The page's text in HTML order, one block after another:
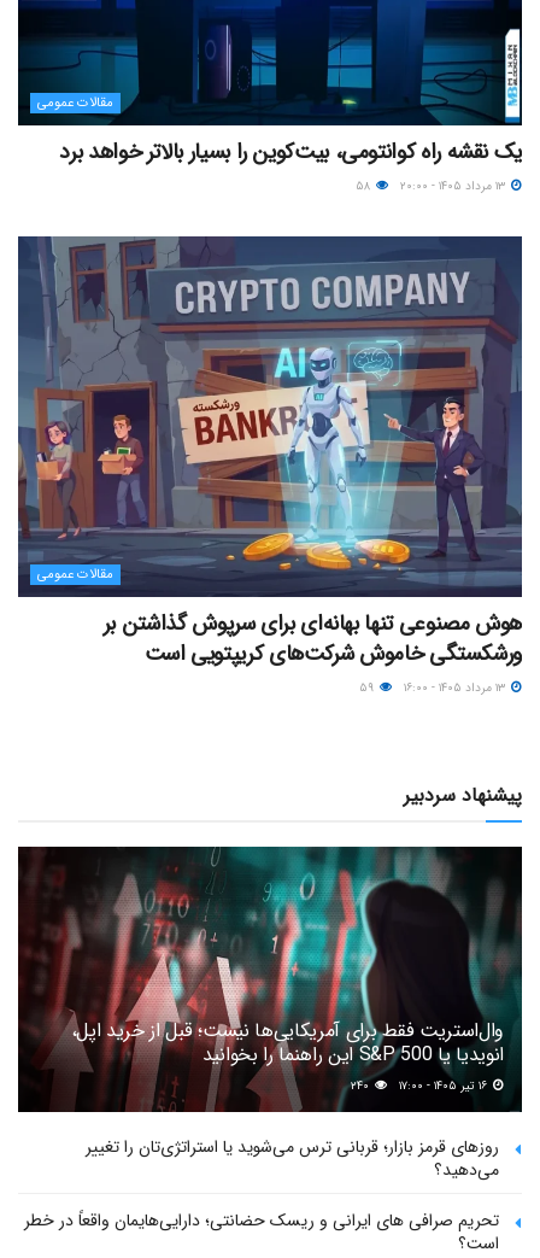
مقالات عمومی
یک نقشه راه کوانتومی، بیت‌کوین را بسیار بالاتر خواهد برد
مقالات عمومی
هوش مصنوعی تنها بهانه‌ای برای سرپوش گذاشتن بر
ورشکستگی خاموش شرکت‌های کریپتویی است
پیشنهاد سردبیر
وال‌استریت فقط برای آمریکایی‌ها نیست؛ قبل از خرید اپل،
انویدیا یا S&P 500 این راهنما را بخوانید
۲۴۰
روزهای قرمز بازار؛ قربانی ترس می‌شوید یا استراتژی‌تان را تغییر
می‌دهید؟
تحریم صرافی های ایرانی و ریسک حضانتی؛ دارایی‌هایمان واقعاً در خطر
است؟